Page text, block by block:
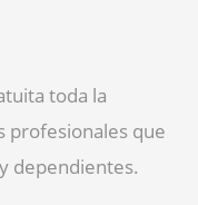
toda la
profesionales que
dependientes.